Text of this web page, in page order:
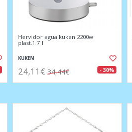
Hervidor agua kuken 2200w
plast.1.7 l
KUKEN
24,11€ 34,44€ - 30%